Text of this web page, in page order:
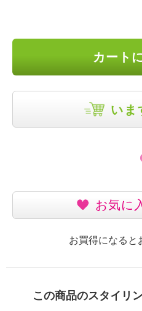
カート
いま
お気に
お買得になると
この商品のスタイリ